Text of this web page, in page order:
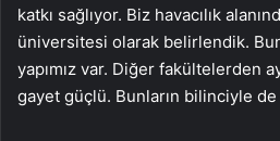
katkı sağlıyor. Biz havacılık
üniversitesi olarak belirlendik.
yapımız var. Diğer fakültelerden
gayet güçlü. Bunların bilinciyle de